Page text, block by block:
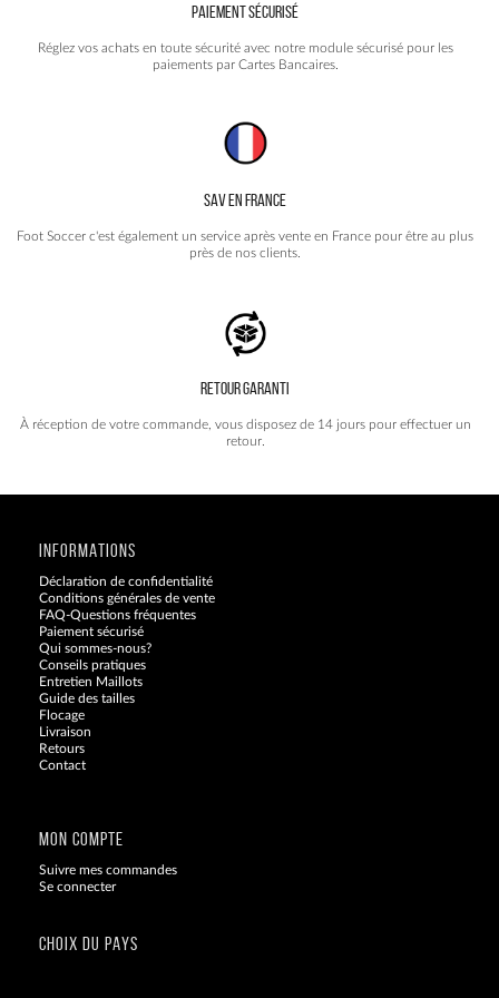
PAIEMENT SÉCURISÉ
Réglez vos achats en toute sécurité avec notre module sécurisé pour les
paiements par Cartes Bancaires.
SAV EN FRANCE
Foot Soccer c'est également un service après vente en France pour être au plus
près de nos clients.
RETOUR GARANTI
À réception de votre commande, vous disposez de 14 jours pour effectuer un
retour.
INFORMATIONS
Déclaration de confidentialité
Conditions générales de vente
FAQ-Questions fréquentes
Paiement sécurisé
Qui sommes-nous?
Conseils pratiques
Entretien Maillots
Guide des tailles
Flocage
Livraison
Retours
Contact
MON COMPTE
Suivre mes commandes
Se connecter
CHOIX DU PAYS